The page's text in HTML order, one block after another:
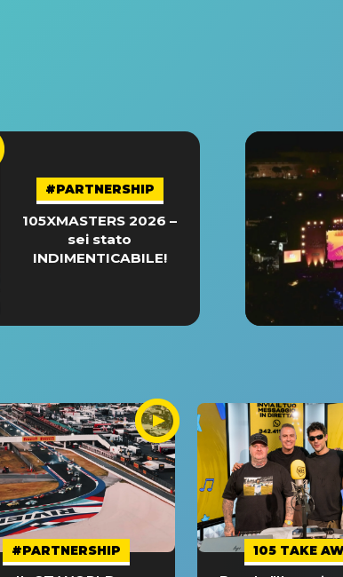
#PARTNERSHIP
105XMASTERS 2026 –
sei stato
INDIMENTICABILE!
#PARTNERSHIP 105 TAKE